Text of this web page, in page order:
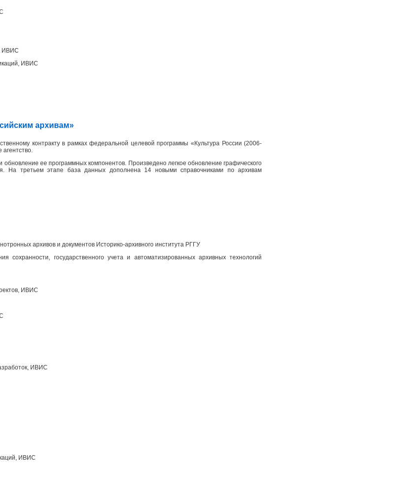
ИВИС
ИВИС
архивам»
контракту в рамках федеральной целевой программы «Культура России (2006-
агентство.
ее программных компонентов. Произведено легкое обновление графического
На третьем этапе база данных дополнена 14 новыми справочниками по архивам
архивов и документов Историко-архивного института РГГУ
государственного учета и автоматизированных архивных технологий
ИВИС
ИВИС
ИВИС